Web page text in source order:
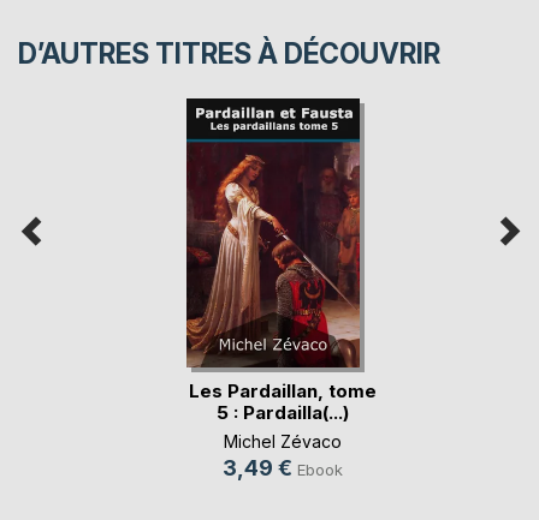
D’AUTRES TITRES À DÉCOUVRIR
Les Pardaillan, tome
5 : Pardailla(...)
Michel Zévaco
3,49 € Ebook